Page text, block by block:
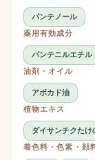
パンテノール
薬用有効成分
パンテニルエチル
油剤・オイル
アボカド油
植物エキス
ダイサンチクたけ
着色料・色素・顔